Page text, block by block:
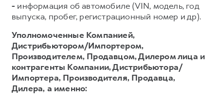
- информация об автомобиле (VIN, модель, год
выпуска, пробег, регистрационный номер и др).
Уполномоченные Компанией,
Дистрибьютором/Импортером,
Производителем, Продавцом, Дилером лица и
контрагенты Компании, Дистрибьютора/
Импортера, Производителя, Продавца,
Дилера, а именно: